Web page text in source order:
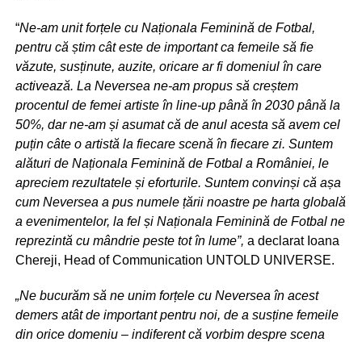
“Ne-am unit forțele cu Naționala Feminină de Fotbal,
pentru că știm cât este de important ca femeile să fie
văzute, susținute, auzite, oricare ar fi domeniul în care
activează. La Neversea ne-am propus să creștem
procentul de femei artiste în line-up până în 2030 până la
50%, dar ne-am și asumat că de anul acesta să avem cel
puțin câte o artistă la fiecare scenă în fiecare zi. Suntem
alături de Naționala Feminină de Fotbal a României, le
apreciem rezultatele și eforturile. Suntem convinși că așa
cum Neversea a pus numele țării noastre pe harta globală
a evenimentelor, la fel și Naționala Feminină de Fotbal ne
reprezintă cu mândrie peste totîn lume”, a declarat Ioana
Chereji, Head of Communication UNTOLD UNIVERSE.
„Ne bucurăm să ne unim forțele cu Neversea în acest
demers atât de important pentru noi, de a susține femeile
din orice domeniu – indiferent că vorbim despre scena